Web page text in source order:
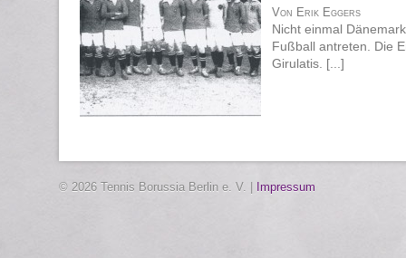
Von Erik Eggers
Nicht einmal
Fußball antreten. Die
Girulatis. [...]
© 2026 Tennis Borussia Berlin e. V. | Impressum